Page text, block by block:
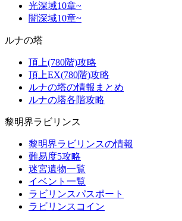
光深域10章~
闇深域10章~
ルナの塔
頂上(780階)攻略
頂上EX(780階)攻略
ルナの塔の情報まとめ
ルナの塔各階攻略
黎明界ラビリンス
黎明界ラビリンスの情報
難易度5攻略
迷宮遺物一覧
イベント一覧
ラビリンスパスポート
ラビリンスコイン